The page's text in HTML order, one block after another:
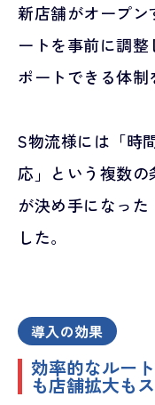
新店舗がオープ
ートを事前に調
ポートできる体制
S物流様には「時
応」という複数
が決め手になっ
した。
導入の効果
効率的なルー
も店舗拡大も